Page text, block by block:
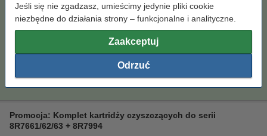
Jeśli się nie zgadzasz, umieścimy jedynie pliki cookie
niezbędne do działania strony – funkcjonalne i analityczne.
Zaakceptuj
Odrzuć
opakowanie zbiorcze
Dostawa: 2-3 dni robocze
Promocja: Komplet kartridży czyszczących do serii
8R7661/62/63 + 8R7994